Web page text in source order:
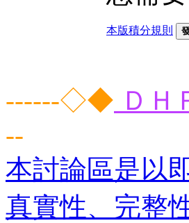
本版積分規則
------◇◆ ＤＨ
--
本討論區是以
真實性、完整